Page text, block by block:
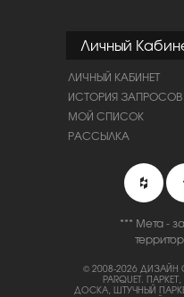
Личный
ЛИЧНЫЙ КАБИНЕТ
ИСТОРИЯ ЗАПРОСОВ
МОЙ СПИСОК
РАССЫЛКА
*** Мета -
© 2008-2026 ДИЗАЙН
PARQUET.
ДОСКА, ШТУЧНЫЙ